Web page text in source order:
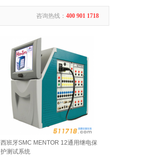
咨询热线： 400 901 1718
西班牙SMC MENTOR 12通用继电保
护测试系统